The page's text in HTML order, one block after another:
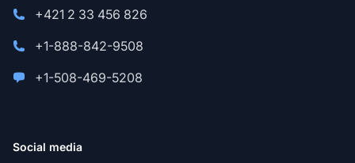
+421 2 33 456 826
+1-888-842-9508
+1-508-469-5208
Social media